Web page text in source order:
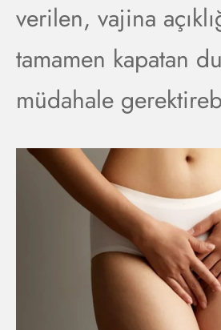
verilen, vajina
tamamen kapatan
müdahale